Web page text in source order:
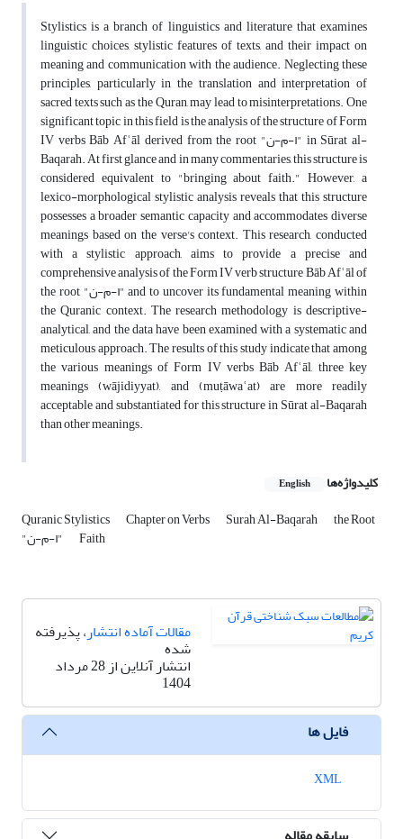
Stylistics is a branch of linguistics and literature that examines
linguistic choices, stylistic features of texts, and their impact on
meaning and communication with the audience. Neglecting these
principles, particularly in the translation and interpretation of
sacred texts such as the Quran, may lead to misinterpretations. One
significant topic in this field is the analysis of the structure of Form
IV verbs Bāb Afʿāl derived from the root "ا-م-ن" in Sūrat al-
Baqarah. At first glance and in many commentaries, this structure is
considered equivalent to "bringing about faith." However, a
lexico-morphological stylistic analysis reveals that this structure
possesses a broader semantic capacity and accommodates diverse
meanings based on the verse's context. This research, conducted
with a stylistic approach, aims to provide a precise and
comprehensive analysis of the Form IV verb structure Bāb Afʿāl of
the root "ا-م-ن" and to uncover its fundamental meaning within
the Quranic context. The research methodology is descriptive-
analytical, and the data have been examined with a systematic and
meticulous approach. The results of this study indicate that among
the various meanings of Form IV verbs Bāb Afʿāl, three key
meanings (wājidiyyat), and (muṭāwaʿat) are more readily
acceptable and substantiated for this structure in Sūrat al-Baqarah
than other meanings.
کلیدواژه‌ها English
Quranic Stylistics Chapter on Verbs Surah Al-Baqarah the Root
"ا-م-ن" Faith
مقالات آماده انتشار، پذیرفته
شده
انتشار آنلاین از 28 مرداد
1404
فایل ها